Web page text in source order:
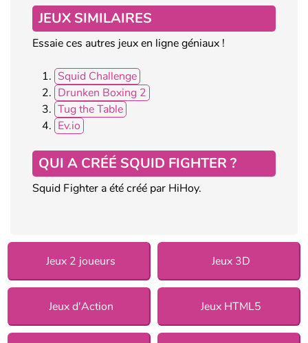
JEUX SIMILAIRES
Essaie ces autres jeux en ligne géniaux !
Squid Challenge
Drunken Boxing 2
Tug the Table
Ev.io
QUI A CRÉÉ SQUID FIGHTER ?
Squid Fighter a été créé par HiHoy.
Jeux 2 joueurs Jeux 3D
Jeux d'Action Jeux HTML5